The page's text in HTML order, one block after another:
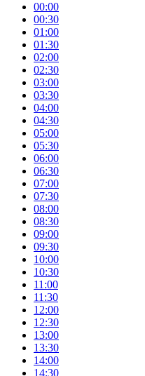
00:00
00:30
01:00
01:30
02:00
02:30
03:00
03:30
04:00
04:30
05:00
05:30
06:00
06:30
07:00
07:30
08:00
08:30
09:00
09:30
10:00
10:30
11:00
11:30
12:00
12:30
13:00
13:30
14:00
14:30